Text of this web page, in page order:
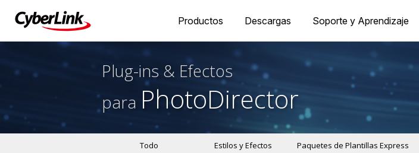
Productos Descargas Soporte y Aprendizaje
Plug-ins & Efectos
para PhotoDirector
Todo Estilos y Efectos Paquetes de Plantillas Express